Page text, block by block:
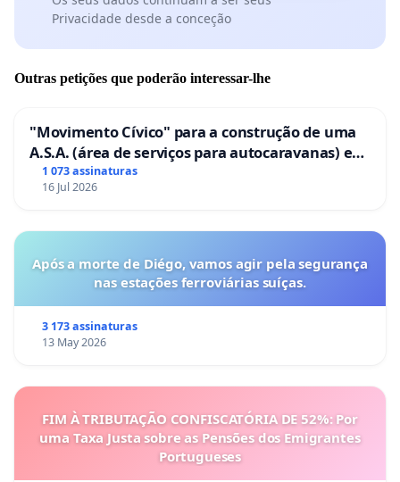
Privacidade desde a conceção
Outras petições que poderão interessar-lhe
"Movimento Cívico" para a construção de uma
A.S.A. (área de serviços para autocaravanas) em
Coimbra
1 073 assinaturas
16 Jul 2026
Após a morte de Diégo, vamos agir pela segurança
nas estações ferroviárias suíças.
3 173 assinaturas
13 May 2026
FIM À TRIBUTAÇÃO CONFISCATÓRIA DE 52%: Por
uma Taxa Justa sobre as Pensões dos Emigrantes
Portugueses